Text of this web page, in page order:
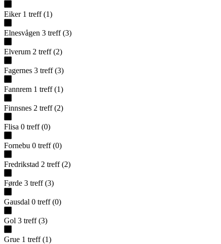
Eiker 1 treff (1)
Elnesvågen 3 treff (3)
Elverum 2 treff (2)
Fagernes 3 treff (3)
Fannrem 1 treff (1)
Finnsnes 2 treff (2)
Flisa 0 treff (0)
Fornebu 0 treff (0)
Fredrikstad 2 treff (2)
Førde 3 treff (3)
Gausdal 0 treff (0)
Gol 3 treff (3)
Grue 1 treff (1)